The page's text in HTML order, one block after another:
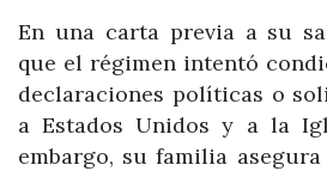
En una carta previa a su
que el régimen intentó
declaraciones políticas o
a Estados Unidos y a la
embargo, su familia